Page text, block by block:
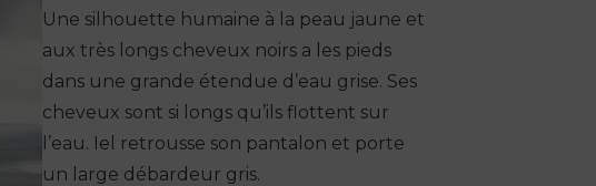
Une silhouette humaine à la peau jaune et
aux très longs cheveux noirs a les pieds
dans une grande étendue d’eau grise. Ses
cheveux sont si longs qu’ils flottent sur
l’eau. Iel retrousse son pantalon et porte
un large débardeur gris.